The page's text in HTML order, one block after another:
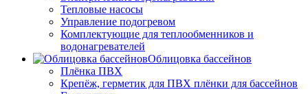
Тепловые насосы
Управление подогревом
Комплектующие для теплообменников и
водонагревателей
Облицовка бассейнов
Плёнка ПВХ
Крепёж, герметик для ПВХ плёнки для бассейнов